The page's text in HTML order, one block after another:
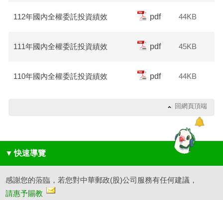
112年國內全權委託投資績效 pdf 44KB
111年國內全權委託投資績效 pdf 45KB
110年國內全權委託投資績效 pdf 44KB
回網頁頂端
▼ 快速導覽
感謝您的蒞臨，若您對中華郵政(股)公司服務有任何建議，
請惠予賜教